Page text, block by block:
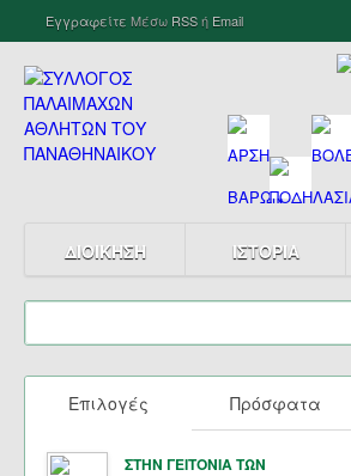
Εγγραφείτε Μέσω RSSή Email
ΔΙΟΙΚΗΣΗ ΙΣΤΟΡΙΑ
Επιλογές Πρόσφατα
ΣΤΗΝ ΓΕΙΤΟΝΙΑ ΤΩΝ